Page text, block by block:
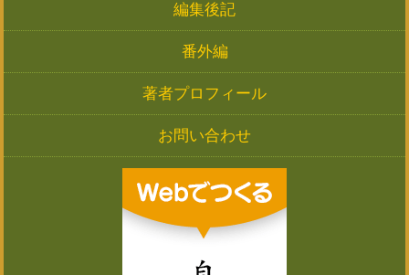
編集後記
番外編
著者プロフィール
お問い合わせ